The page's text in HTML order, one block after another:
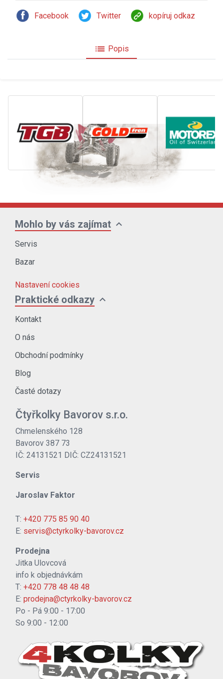
Facebook Twitter kopíruj odkaz
list Popis
Mohlo by vás zajímat expand_more
Servis
Bazar
Nastavení cookies
Praktické odkazy expand_more
Kontakt
O nás
Obchodní podmínky
Blog
Časté dotazy
Čtyřkolky Bavorov s.r.o.
Chmelenského 128
Bavorov 387 73
IČ: 24131521 DIČ: CZ24131521
Servis
Jaroslav Faktor
T: +420 775 85 90 40
E: servis@ctyrkolky-bavorov.cz
Prodejna
Jitka Ulovcová
info k objednávkám
T: +420 778 48 48 48
E: prodejna@ctyrkolky-bavorov.cz
Po - Pá 9:00 - 17:00
So 9:00 - 12:00